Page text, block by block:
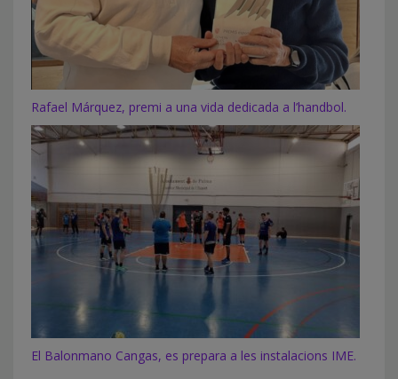
Rafael Márquez, premi a una vida dedicada a l’handbol.
El Balonmano Cangas, es prepara a les instalacions IME.